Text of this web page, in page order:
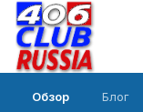
Обзор Блог